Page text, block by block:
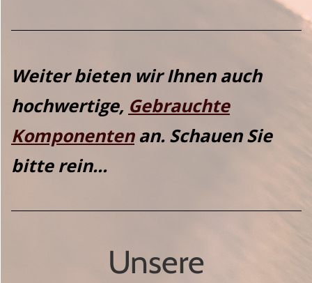
Weiter bieten wir Ihnen auch
hochwertige, Gebrauchte
Komponentenan. Schauen Sie
bitte rein...
Unsere